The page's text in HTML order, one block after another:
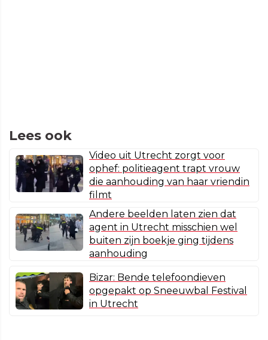
Lees ook
Video uit Utrecht zorgt voor
ophef: politieagent trapt vrouw
die aanhouding van haar vriendin
filmt
Andere beelden laten zien dat
agent in Utrecht misschien wel
buiten zijn boekje ging tijdens
aanhouding
Bizar: Bende telefoondieven
opgepakt op Sneeuwbal Festival
in Utrecht